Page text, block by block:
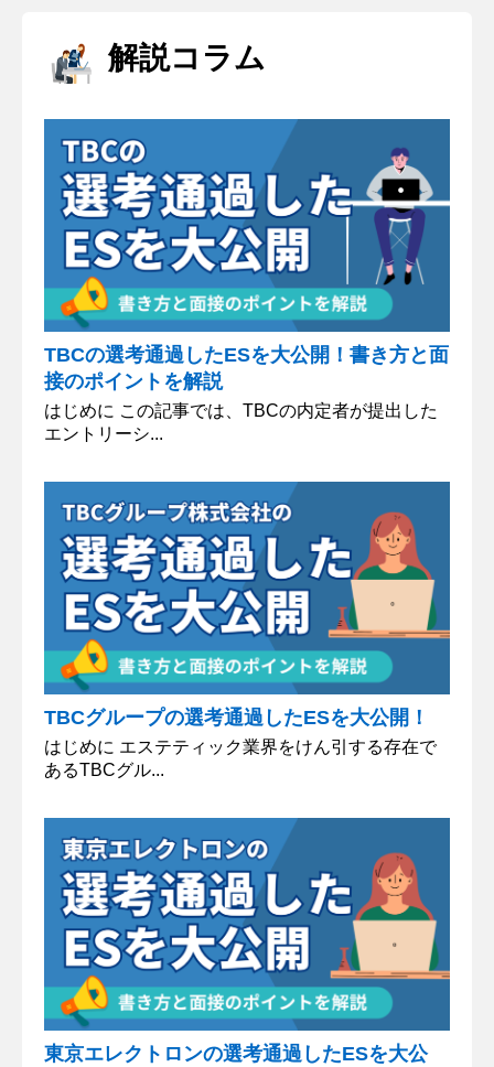
た、一講師としてのレベルアップのため他校舎の先
輩講師から授業での魅せ方や志望校の特徴を伺う機
解説コラム
TBCの選考通過したESを大公開！書き方と面
接のポイントを解説
はじめに この記事では、TBCの内定者が提出した
エントリーシ...
TBCグループの選考通過したESを大公開！
はじめに エステティック業界をけん引する存在で
あるTBCグル...
東京エレクトロンの選考通過したESを大公